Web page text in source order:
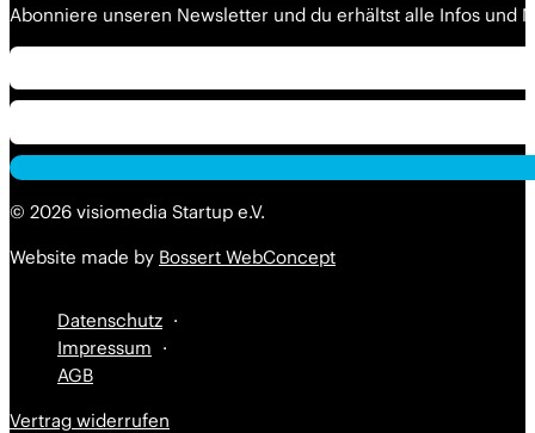
Abonniere unseren Newsletter und du erhältst alle Infos und
© 2026 visiomedia Startup e.V.
Website made by Bossert WebConcept
Datenschutz
Impressum
AGB
Vertrag widerrufen